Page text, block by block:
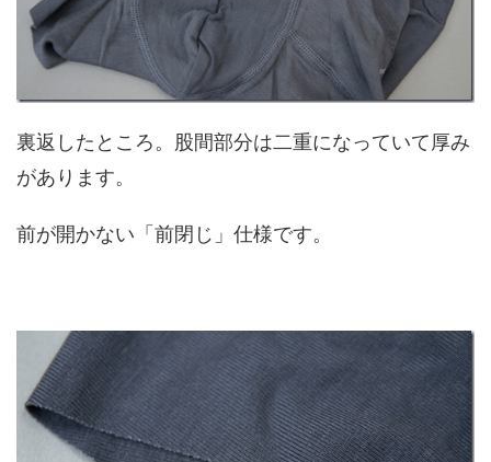
裏返したところ。股間部分は二重になっていて厚み
があります。
前が開かない「前閉じ」仕様です。